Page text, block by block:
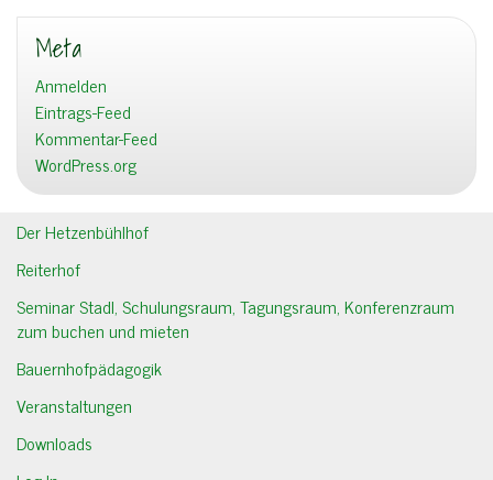
Meta
Anmelden
Eintrags-Feed
Kommentar-Feed
WordPress.org
Der Hetzenbühlhof
Reiterhof
Seminar Stadl, Schulungsraum, Tagungsraum, Konferenzraum
zum buchen und mieten
Bauernhofpädagogik
Veranstaltungen
Downloads